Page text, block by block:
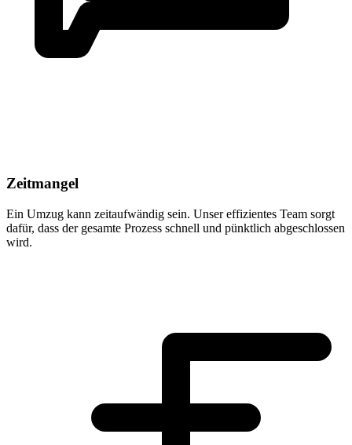
Zeitmangel
Ein Umzug kann zeitaufwändig sein. Unser effizientes Team sorgt
dafür, dass der gesamte Prozess schnell und pünktlich abgeschlossen
wird.